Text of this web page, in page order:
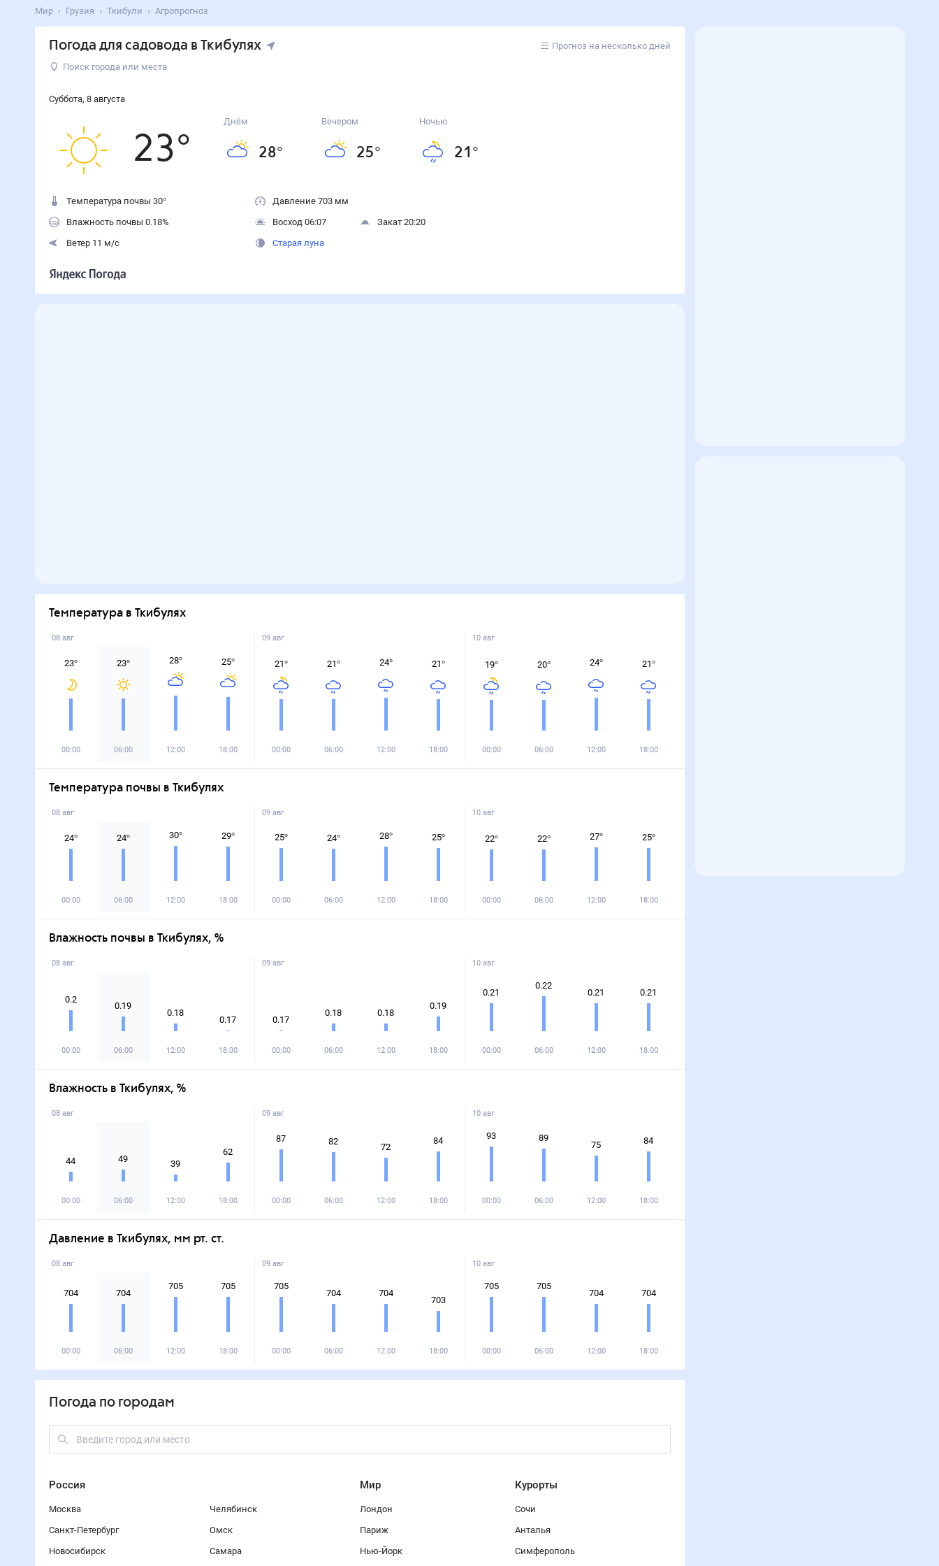
Мир Грузия Ткибули Агропрогноз
Погода для садовода в Ткибулях
Прогноз на несколько дней
Поиск города или места
Суббота, 8 августа
23°
Днём
28°
Вечером
25°
Ночью
21 °
Температура почвы 30°
Влажность почвы 0.18%
Ветер 11 м/с
Давление 703 мм
Восход 06:07
Закат 20:20
Старая луна
Температура в Ткибулях
08 авг
23°
00:00
23°
06:00
28°
12:00
25°
18:00
09 авг
21°
00:00
21°
06:00
24°
12:00
21°
18:00
10 авг
19°
00:00
20°
06:00
24°
12:00
21°
18:00
Температура почвы в Ткибулях
08 авг
24°
00:00
24°
06:00
30°
12:00
29°
18:00
09 авг
25°
00:00
24°
06:00
28°
12:00
25°
18:00
10 авг
22°
00:00
22°
06:00
27°
12:00
25°
18:00
Влажность почвы в Ткибулях, %
08 авг
0.2
00:00
0.19
06:00
0.18
12:00
0.17
18:00
09 авг
0.17
00:00
0.18
06:00
0.18
12:00
0.19
18:00
10 авг
0.21
00:00
0.22
06:00
0.21
12:00
0.21
18:00
Влажность в Ткибулях, %
08 авг
44
00:00
49
06:00
39
12:00
62
18:00
09 авг
87
00:00
82
06:00
72
12:00
84
18:00
10 авг
93
00:00
89
06:00
75
12:00
84
18:00
Давление в Ткибулях, мм рт. ст.
08 авг
704
00:00
704
06:00
705
12:00
705
18:00
09 авг
705
00:00
704
06:00
704
12:00
703
18:00
10 авг
705
00:00
705
06:00
704
12:00
704
18:00
Погода по городам
Россия
Москва
Санкт-Петербург
Новосибирск
Челябинск
Омск
Самара
Мир
Лондон
Париж
Нью-Йорк
Курорты
Сочи
Анталья
Симферополь